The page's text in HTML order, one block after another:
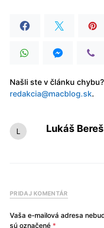
Našli ste v článku
redakcia@macblog.sk.
Lukáš
PRIDAJ KOMENTÁR
Vaša e-mailová adresa
sú označené *